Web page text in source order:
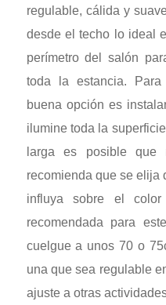
regulable, cálida y
desde el techo lo ideal
perímetro del salón
toda la estancia.
buena opción es
ilumine toda la
larga es posible que
recomienda que se elija
influya sobre el
recomendada para
cuelgue a unos 70 o
una que sea regulable
ajuste a otras